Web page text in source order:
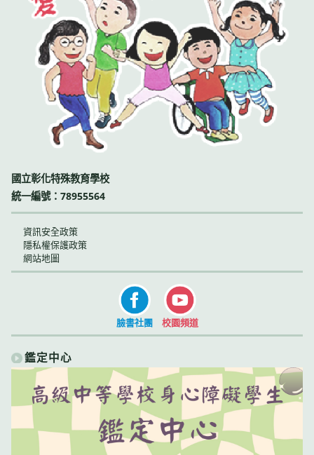
國立彰化特殊教育學校
統一編號：78955564
資訊安全政策
隱私權保護政策
網站地圖
臉書社團 校園頻道
鑑定中心